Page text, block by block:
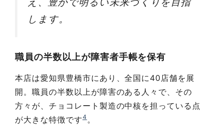
します。
職員の半数以上が障害者手帳を保有
本店は愛知県豊橋市にあり、全国に40店舗を展
開。職員の半数以上が障害のある人々で、その
方々が、チョコレート製造の中核を担っている点
が大きな特徴です4。